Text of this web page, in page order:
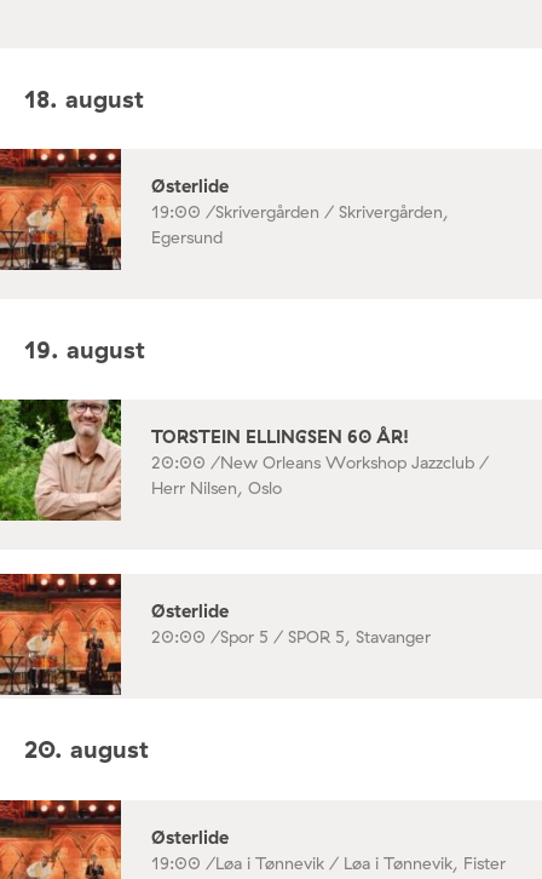
18. august
Østerlide
19:00 /Skrivergården / Skrivergården,
Egersund
19. august
TORSTEIN ELLINGSEN 60 ÅR!
20:00 /New Orleans Workshop Jazzclub /
Herr Nilsen, Oslo
Østerlide
20:00 /Spor 5 / SPOR 5, Stavanger
20. august
Østerlide
19:00 /Løa i Tønnevik / Løa i Tønnevik, Fister